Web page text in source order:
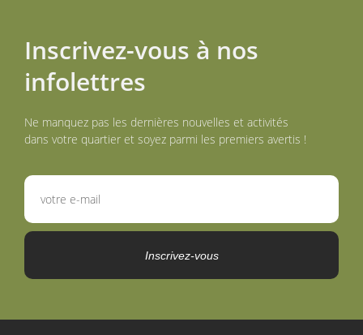
Inscrivez-vous à nos
infolettres
Ne manquez pas les dernières nouvelles et activités
dans votre quartier et soyez parmi les premiers avertis !
Inscrivez-vous